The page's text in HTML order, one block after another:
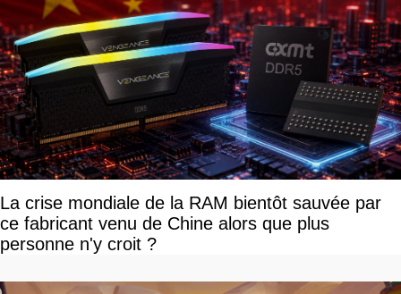
La crise mondiale de la RAM bientôt sauvée par
ce fabricant venu de Chine alors que plus
personne n'y croit ?